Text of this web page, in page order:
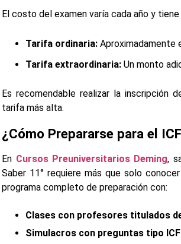
El costo del examen varía cada año y
Tarifa ordinaria: Aproximadamente
Tarifa extraordinaria: Un monto
Es recomendable realizar la inscripción
tarifa más alta.
¿Cómo Prepararse para el
En Cursos Preuniversitarios Deming,
Saber 11° requiere más que solo
programa completo de preparación con:
Clases con profesores titulados
Simulacros con preguntas tipo